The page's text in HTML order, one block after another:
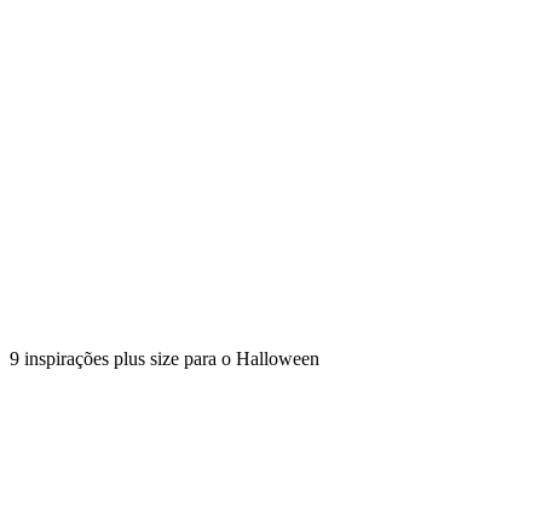
9 inspirações plus size para o Halloween